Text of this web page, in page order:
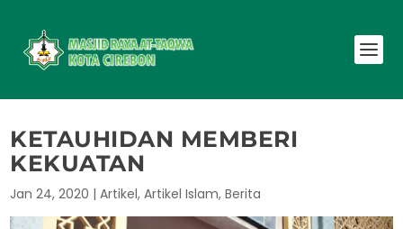
KETAUHIDAN MEMBERI
KEKUATAN
Jan 24, 2020 |Artikel,Artikel Islam,Berita